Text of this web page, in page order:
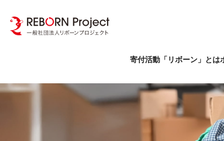
寄付活動「リボーン」とは